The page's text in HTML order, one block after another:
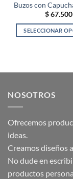
Buzos con
$67.500
SELECCIONAR
en
la
NOSOTROS
Ofrecemos
ideas.
Creamos diseños
No dude en
productos